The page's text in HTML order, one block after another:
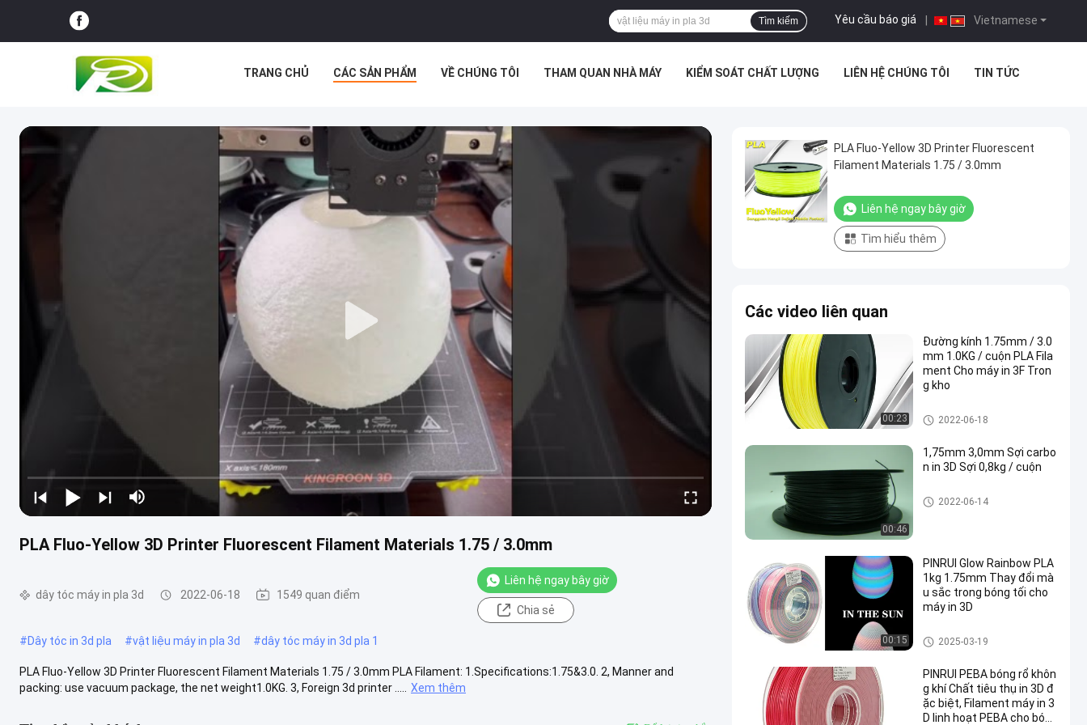
Vietnamese
Yêu cầu báo giá
Tìm kiếm
TRANG CHỦ CÁC SẢN PHẨM VỀ CHÚNG TÔI THAM QUAN NHÀ MÁY KIỂM SOÁT CHẤT LƯỢNG LIÊN HỆ CHÚNG TÔI TIN TỨC
PLA Fluo-Yellow 3D Printer Fluorescent Filament Materials 1.75 / 3.0mm
dây tóc máy in pla 3d 2022-06-18 1549 quan điểm
Liên hệ ngay bây giờ
Chia sẻ
#Dây tóc in 3d pla #vật liệu máy in pla 3d #dây tóc máy in 3d pla 1
PLA Fluo-Yellow 3D Printer Fluorescent Filament Materials 1.75 / 3.0mm PLA Filament: 1.Specifications:1.75&3.0. 2, Manner and
packing: use vacuum package, the net weight1.0KG. 3, Foreign 3d printer .....
Xem thêm
PLA Fluo-Yellow 3D Printer Fluorescent
Filament Materials 1.75 / 3.0mm
Liên hệ ngay bây giờ
Tìm hiểu thêm
Các video liên quan
00:23
Đường kính 1.75mm / 3.0
mm 1.0KG / cuộn PLA Fila
ment Cho máy in 3F Tron
g kho
dây tóc máy in pla 3d
2022-06-18
00:46
1,75mm 3,0mm Sợi carbo
n in 3D Sợi 0,8kg / cuộn
dây tóc máy in pla 3d
2022-06-14
00:15
PINRUI Glow Rainbow PLA
1kg 1.75mm Thay đổi mà
u sắc trong bóng tối cho
máy in 3D
dây tóc máy in pla 3d
2025-03-19
PINRUI PEBA bóng rổ khôn
g khí Chất tiêu thụ in 3D đ
ặc biệt, Filament máy in 3
D linh hoạt PEBA cho bón